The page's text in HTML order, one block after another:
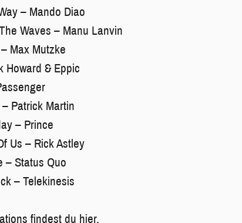
– Mando Diao
Waves – Manu Lanvin
Max Mutzke
Howard & Eppic
– Patrick Martin
– Prince
Us – Rick Astley
– Status Quo
– Telekinesis
findest du hier.